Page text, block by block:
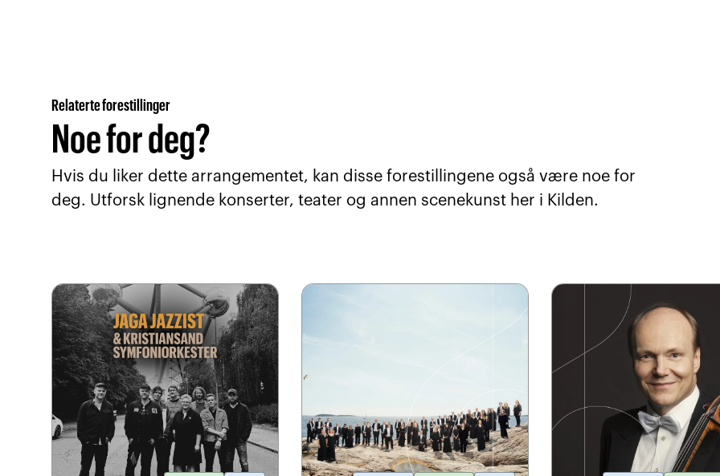
Relaterte forestillinger
Noe for deg?
Hvis du liker dette arrangementet, kan disse forestillingene også være noe for
deg. Utforsk lignende konserter, teater og annen scenekunst her i Kilden.